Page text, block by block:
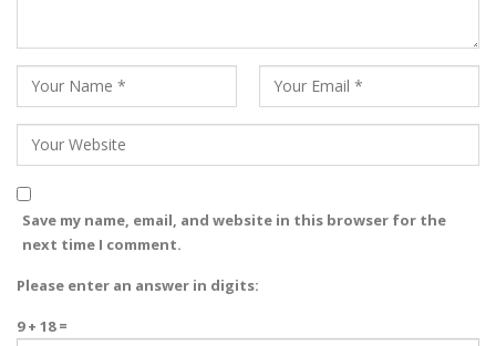
Save my name, email, and website in this browser for the
next time I comment.
Please enter an answer in digits:
9 + 18 =